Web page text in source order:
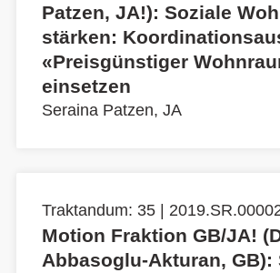
Patzen, JA!): Soziale
stärken:
«Preisgünstiger
einsetzen
Seraina Patzen, JA
Traktandum: 35 |
Motion Fraktion GB/JA!
Abbasoglu-Akturan, GB):